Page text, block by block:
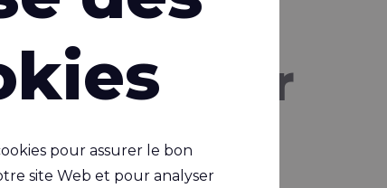
pour
pour assurer le bon
site Web et pour analyser